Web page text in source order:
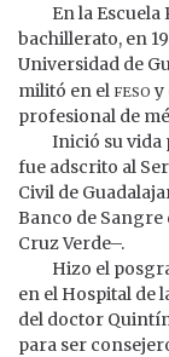
En la
bachillerato, en
Universidad de
militó en el fesoy
profesional de
Inició su vida
fue adscrito al
Civil de
Banco de
Cruz Verde–.
Hizo el
en el Hospital de
del doctor
para ser